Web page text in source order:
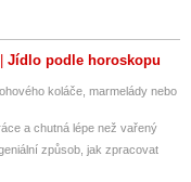
Jídlo podle horoskopu
koláče, marmelády nebo
a chutná lépe než vařený
způsob, jak zpracovat